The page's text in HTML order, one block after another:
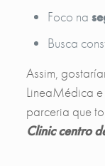
Foco na
Busca
Assim,
LineaMédica
parceria que
Clinic centro